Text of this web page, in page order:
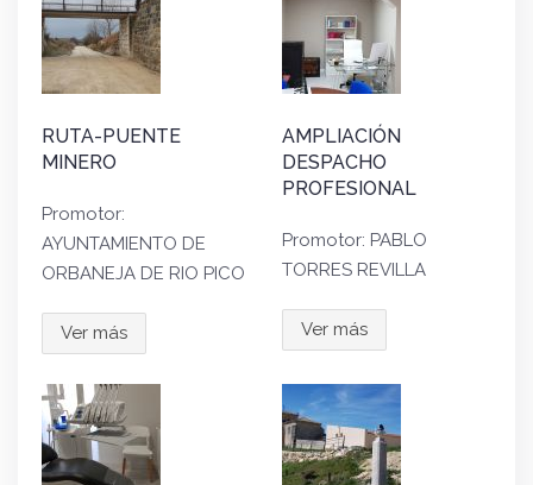
RUTA-PUENTE
MINERO
Promotor:
AYUNTAMIENTO DE
ORBANEJA DE RIO PICO
Ver más
AMPLIACIÓN
DESPACHO
PROFESIONAL
Promotor: PABLO
TORRES REVILLA
Ver más